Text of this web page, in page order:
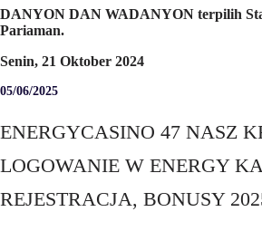
DANYON DAN WADANYON terpilih
Pariaman.
Senin, 21 Oktober 2024
05/06/2025
ENERGYCASINO 47 NASZ
LOGOWANIE W ENERGY
REJESTRACJA, BONUSY